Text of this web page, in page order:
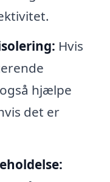
Hvis
hjælpe
det er